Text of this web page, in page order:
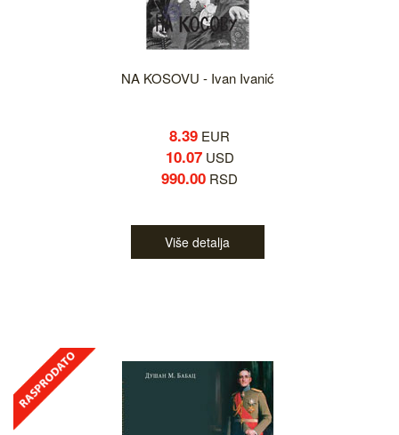
NA KOSOVU - Ivan Ivanić
8.39 EUR
10.07USD
990.00 RSD
Više detalja